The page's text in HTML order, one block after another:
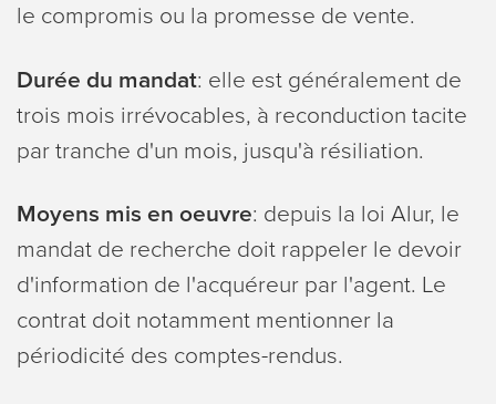
le compromis ou la promesse de vente.
Durée du mandat: elle est généralement de
trois mois irrévocables, à reconduction tacite
par tranche d'un mois, jusqu'à résiliation.
Moyens mis en oeuvre: depuis la loi Alur, le
mandat de recherche doit rappeler le devoir
d'information de l'acquéreur par l'agent. Le
contrat doit notamment mentionner la
périodicité des comptes-rendus.